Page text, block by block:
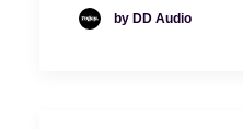
by DD Audio